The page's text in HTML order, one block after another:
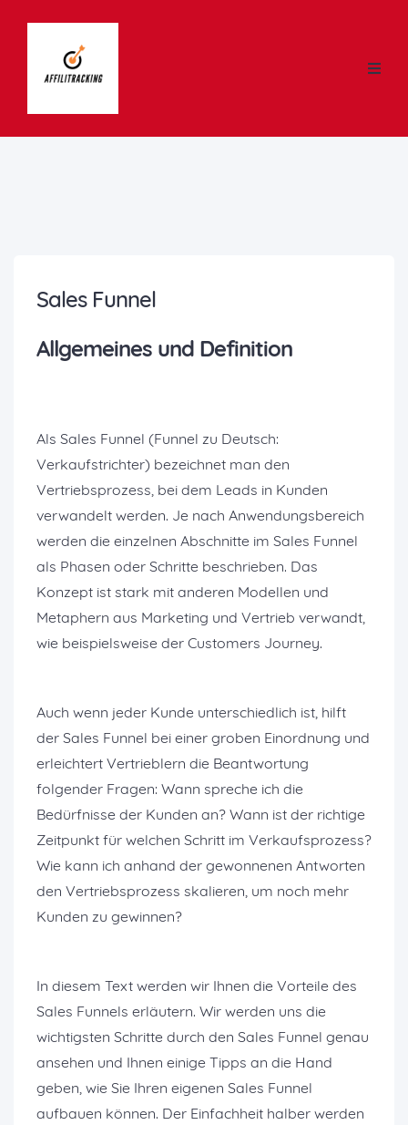
Sales Funnel
Allgemeines und Definition
Als Sales Funnel (Funnel zu Deutsch:
Verkaufstrichter) bezeichnet man den
Vertriebsprozess, bei dem Leads in Kunden
verwandelt werden. Je nach Anwendungsbereich
werden die einzelnen Abschnitte im Sales Funnel
als Phasen oder Schritte beschrieben. Das
Konzept ist stark mit anderen Modellen und
Metaphern aus Marketing und Vertrieb verwandt,
wie beispielsweise der Customers Journey.
Auch wenn jeder Kunde unterschiedlich ist, hilft
der Sales Funnel bei einer groben Einordnung und
erleichtert Vertrieblern die Beantwortung
folgender Fragen: Wann spreche ich die
Bedürfnisse der Kunden an? Wann ist der richtige
Zeitpunkt für welchen Schritt im Verkaufsprozess?
Wie kann ich anhand der gewonnenen Antworten
den Vertriebsprozess skalieren, um noch mehr
Kunden zu gewinnen?
In diesem Text werden wir Ihnen die Vorteile des
Sales Funnels erläutern. Wir werden uns die
wichtigsten Schritte durch den Sales Funnel genau
ansehen und Ihnen einige Tipps an die Hand
geben, wie Sie Ihren eigenen Sales Funnel
aufbauen können. Der Einfachheit halber werden